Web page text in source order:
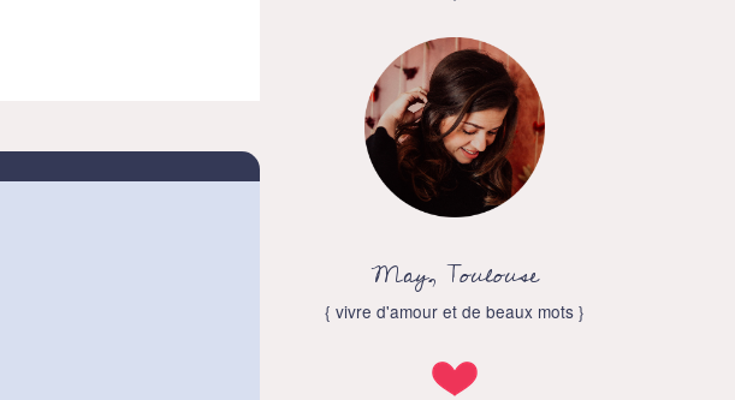
May, Toulouse
{ vivre d'amour et de beaux mots }